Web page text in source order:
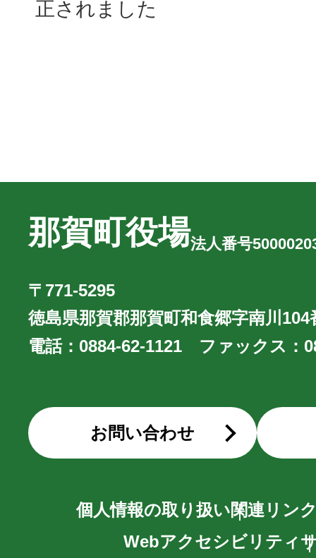
正されました
那賀町役場法人番号
〒771-5295
徳島県那賀郡那賀町和食郷字南川104
電話： 0884-62-1121 ファックス：
お問い合わせ
個人情報の取り扱い関連リン
Webアクセシビリティ